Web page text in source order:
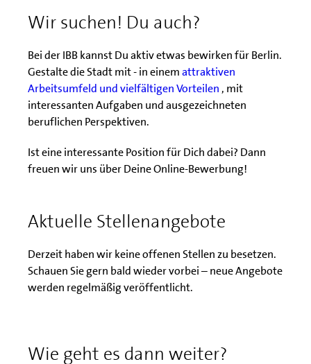
Wir suchen! Du auch?
Bei der IBB kannst Du aktiv etwas bewirken für Berlin.
Gestalte die Stadt mit - in einemattraktiven
Arbeitsumfeld und vielfältigen Vorteilen , mit
interessanten Aufgaben und ausgezeichneten
beruflichen Perspektiven.
Ist eine interessante Position für Dich dabei? Dann
freuen wir uns über Deine Online-Bewerbung!
Aktuelle Stellenangebote
Derzeit haben wir keine offenen Stellen zu besetzen.
Schauen Sie gern bald wieder vorbei – neue Angebote
werden regelmäßig veröffentlicht.
Wie geht es dann weiter?